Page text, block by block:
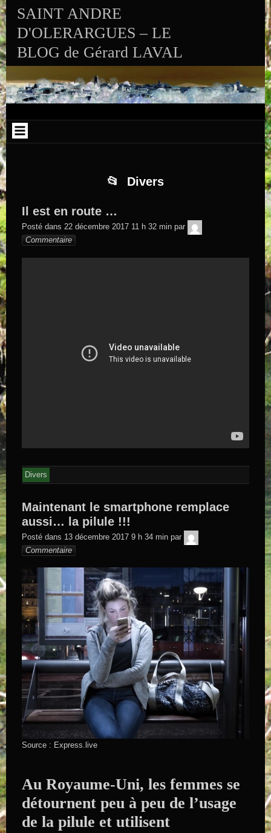
Skip to VISITS_COUNTER_WIDGET
SAINT ANDRE
D'OLERARGUES – LE
BLOG de Gérard LAVAL
Divers
Il est en route …
Posté dans 22 décembre 2017 11 h 32 min par
Commentaire
Divers
Maintenant le smartphone remplace
aussi… la pilule !!!
Posté dans 13 décembre 2017 9 h 34 min par
Commentaire
Source : Express.live
Au Royaume-Uni, les femmes se
détournent peu à peu de l’usage
de la pilule et utilisent